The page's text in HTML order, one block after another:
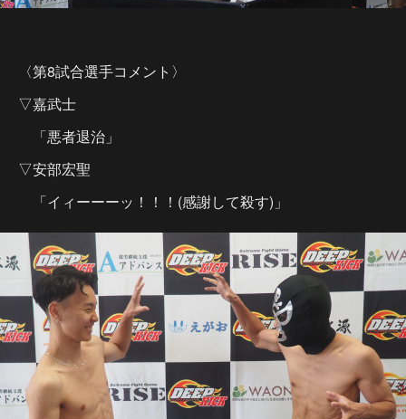
〈第8試合選手コメント〉
▽嘉武士
「悪者退治」
▽安部宏聖
「イィーーーッ！！！(感謝して殺す)」